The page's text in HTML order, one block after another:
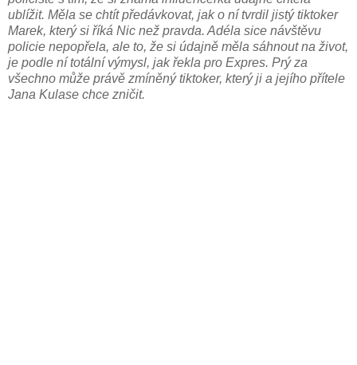
ublížit. Měla se chtít předávkovat, jak o ní tvrdil jistý tiktoker
Marek, který si říká Nic než pravda. Adéla sice návštěvu
policie nepopřela, ale to, že si údajně měla sáhnout na život,
je podle ní totální výmysl, jak řekla pro Expres. Prý za
všechno může právě zmíněný tiktoker, který ji a jejího přítele
Jana Kulase chce zničit.